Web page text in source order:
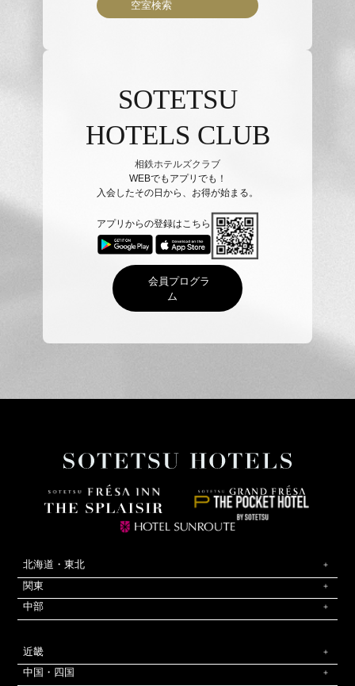
空室検索
SOTETSU
HOTELS CLUB
相鉄ホテルズクラブ
WEBでもアプリでも！
入会したその日から、お得が始まる。
会員プログラ
ム
アプリからの登録はこちら
北海道・東北
関東
中部
近畿
中国・四国